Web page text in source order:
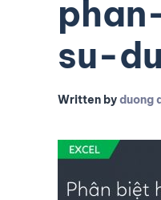
su-
Written byduong